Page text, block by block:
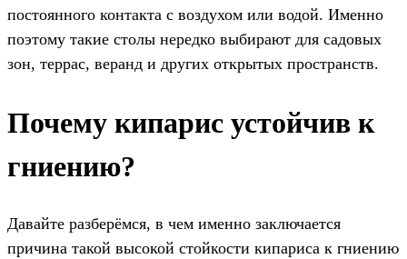
постоянного контакта с воздухом или водой. Именно
поэтому такие столы нередко выбирают для садовых
зон, террас, веранд и других открытых пространств.
Почему кипарис устойчив к
гниению?
Давайте разберёмся, в чем именно заключается
причина такой высокой стойкости кипариса к гниению